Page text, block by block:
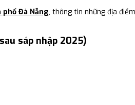
phố Đà Nẵng, thông tin những địa
sáp nhập 2025)